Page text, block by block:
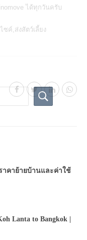
ได้ทุกวันครับ
ซค์ , ส่งสัตว์เลี้ยง
าคาย้ายบ้านและค่าใช้
Lanta to Bangkok |